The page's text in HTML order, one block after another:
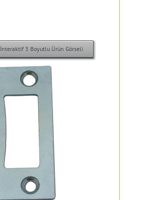
İnteraktif 3 Boyutlu Ürün Görseli